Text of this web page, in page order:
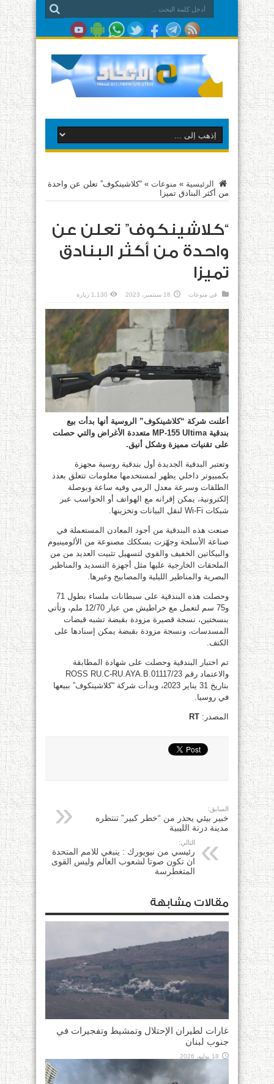
الرئيسية » منوعات » “كلاشينكوف” تعلن عن واحدة
من أكثر البنادق تميزا
“كلاشينكوف” تعلن عن
واحدة من أكثر البنادق
تميزا
في منوعات 18 سبتمبر، 2023 1,130 زيارة
أعلنت شركة “كلاشينكوف” الروسية أنها بدأت بيع
بندقية MP-155 Ultima متعددة الأغراض والتي حصلت
على تقنيات مميزة وشكل أنيق.
وتعتبر البدقية الجديدة أول بندقية روسية مجهزة
بكمبيوتر داخلي يظهر لمستخدمها معلومات تتعلق بعدد
الطلقات وسرعة معدل الرمي وفيه ساعة وبوصلة
إلكترونية، يمكن إقرانه مع الهواتف أو الحواسب عبر
شبكات Wi-Fi لنقل البيانات وتخزينها.
صنعت هذه البندقية من أجود المعادن المستعملة في
صناعة الأسلحة وجهّزت بسككك مصنوعة من الألومينيوم
والبيكاتين الخفيف والقوي لتسهيل تثبيت العديد من من
الملحقات الخارجية عليها مثل أجهزة التسديد والمناظير
البصرية والمناظير الليلية والمصابيح وغيرها.
وحصلت هذه البندقية على سبطانات ملساء بطول 71
و75 سم لتعمل مع خراطيش من عيار 12/70 ملم، وتأتي
بنسختين، نسجة قصيرة مزودة بقبضة تشبه قبضات
المسدسات، ونسجة مزودة بقبضة يمكن إسنادها على
الكتف.
تم اختبار البندقية وحصلت على شهادة المطابقة
والاعتماد رقم ROSS RU.C-RU.AYA.B.01117/23
بتاريخ 31 يناير 2023، وبدأت شركة “كلاشينكوف” ببيعها
في روسيا.
المصدر: RT
السابق:
خبير بيئي يحذر من “خطر كبير” تنتظره
مدينة درنة الليبية
التالي:
رئيسي من نيويورك : ينبغي للامم المتحدة
ان تكون صوتا لشعوب العالم وليس القوى
المتغطرسة
مقالات مشابهة
غارات لطيران الإحتلال وتمشيط وتفجيرات في
جنوب لبنان
18 يوليو، 2026